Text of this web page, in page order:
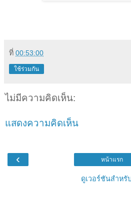
ที่ 00:53:00
ใช้ร่วมกัน
ไม่มีความคิดเห็น:
แสดงความคิดเห็น
‹ หน้าแรก
ดูเวอร์ชันสำหรั